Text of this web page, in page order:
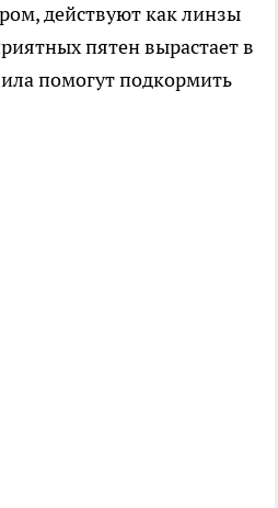
действуют как линзы
пятен вырастает в
помогут подкормить